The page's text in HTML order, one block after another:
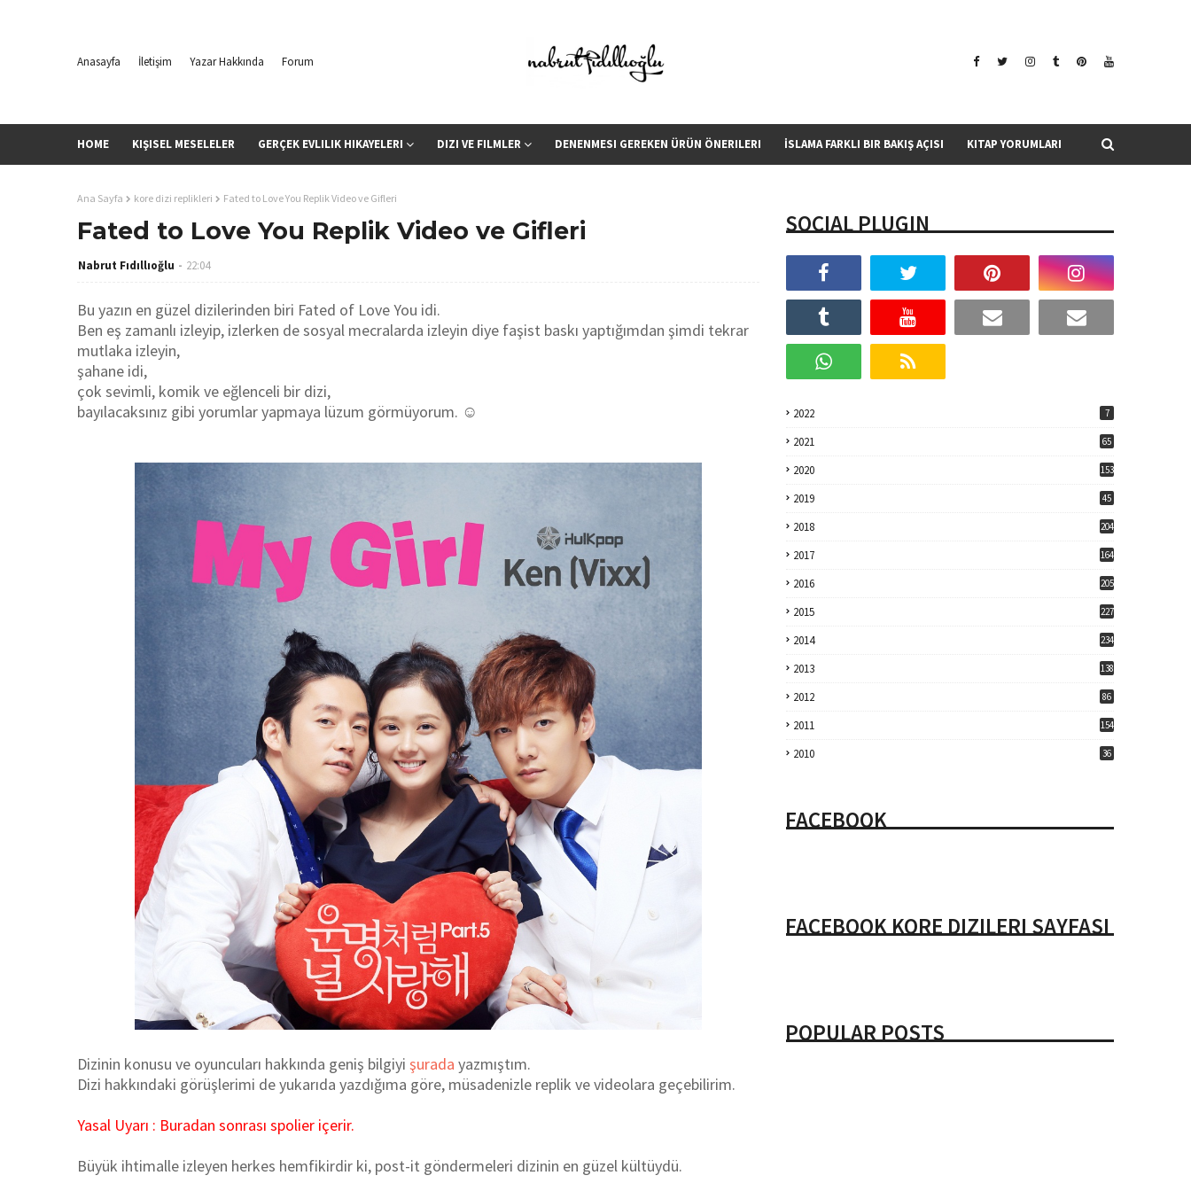
Anasayfa İletişim Yazar Hakkında Forum
HOME KIŞISEL MESELELER GERÇEK EVLILIK HIKAYELERI DIZI VE FILMLER DENENMESI GEREKEN ÜRÜN ÖNERILERI İSLAMA FARKLI BIR BAKIŞ AÇISI KITAP YORUMLARI
Ana Sayfa kore dizi replikleri Fated to Love You Replik Video ve Gifleri
Fated to Love You Replik Video ve Gifleri
Nabrut Fıdıllıoğlu 22:04
Bu yazın en güzel dizilerinden biri Fated of Love You idi.
Ben eş zamanlı izleyip, izlerken de sosyal mecralarda izleyin diye faşist baskı yaptığımdan şimdi tekrar
mutlaka izleyin,
şahane idi,
çok sevimli, komik ve eğlenceli bir dizi,
bayılacaksınız gibi yorumlar yapmaya lüzum görmüyorum. ☺
Dizinin konusu ve oyuncuları hakkında geniş bilgiyi şurada yazmıştım.
Dizi hakkındaki görüşlerimi de yukarıda yazdığıma göre, müsadenizle replik ve videolara geçebilirim.
Yasal Uyarı : Buradan sonrası spolier içerir.
Büyük ihtimalle izleyen herkes hemfikirdir ki, post-it göndermeleri dizinin en güzel kültüydü.
SOCIAL PLUGIN
2022 7
2021 65
2020 153
2019 45
2018 204
2017 164
2016 205
2015 227
2014 234
2013 138
2012 86
2011 154
2010 36
FACEBOOK
FACEBOOK KORE DIZILERI SAYFASI
POPULAR POSTS